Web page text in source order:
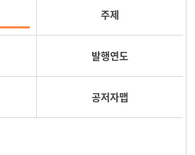
주제
발행연도
공저자맵